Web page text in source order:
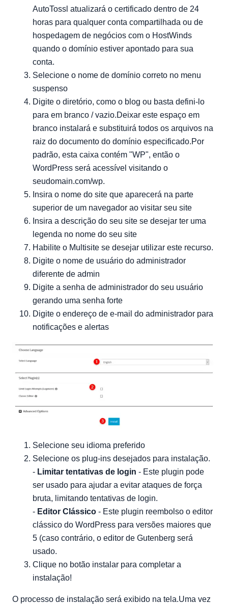
AutoTossl atualizará o certificado dentro de 24
horas para qualquer conta compartilhada ou de
hospedagem de negócios com o HostWinds
quando o domínio estiver apontado para sua
conta.
Selecione o nome de domínio correto no menu
suspenso
Digite o diretório, como o blog ou basta defini-lo
para em branco / vazio.Deixar este espaço em
branco instalará e substituirá todos os arquivos na
raiz do documento do domínio especificado.Por
padrão, esta caixa contém "WP", então o
WordPress será acessível visitando o
seudomain.com/wp.
Insira o nome do site que aparecerá na parte
superior de um navegador ao visitar seu site
Insira a descrição do seu site se desejar ter uma
legenda no nome do seu site
Habilite o Multisite se desejar utilizar este recurso.
Digite o nome de usuário do administrador
diferente de admin
Digite a senha de administrador do seu usuário
gerando uma senha forte
Digite o endereço de e-mail do administrador para
notificações e alertas
Selecione seu idioma preferido
Selecione os plug-ins desejados para instalação.
- Limitar tentativas de login - Este plugin pode
ser usado para ajudar a evitar ataques de força
bruta, limitando tentativas de login.
- Editor Clássico - Este plugin reembolso o editor
clássico do WordPress para versões maiores que
5 (caso contrário, o editor de Gutenberg será
usado.
Clique no botão instalar para completar a
instalação!
O processo de instalação será exibido na tela.Uma vez